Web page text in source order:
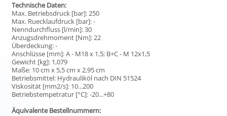
Technische Daten:
Max. Betriebsdruck [bar]: 250
Max. Ruecklaufdruck [bar]: -
Nenndurchfluss [l/min]: 30
Anzugsdrehmoment [Nm]: 22
Überdeckung: -
Anschlüsse [mm]: A - M18 x 1,5; B+C - M 12x1,5
Gewicht [kg]: 1,079
Maße: 10 cm x 5,5 cm x 2,95 cm
Betriebsmittel: Hydrauliköl nach DIN 51524
Viskosität [mm2/s]: 10...200
Betriebstempetratur [°C]: -20...+80
Äquivalente Bestellnummern: